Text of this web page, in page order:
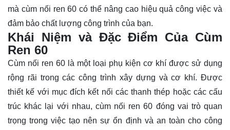
mà cùm nối ren 60 có thể nâng cao hiệu quả công việc và
đảm bảo chất lượng công trình của bạn.
Khái Niệm và Đặc Điểm Của Cùm
Ren 60
Cùm nối ren 60 là một loại phụ kiện cơ khí được sử dụng
rộng rãi trong các công trình xây dựng và cơ khí. Được
thiết kế với mục đích kết nối các thanh thép hoặc các cấu
trúc khác lại với nhau, cùm nối ren 60 đóng vai trò quan
trọng trong việc tạo nên sự ổn định và an toàn cho công